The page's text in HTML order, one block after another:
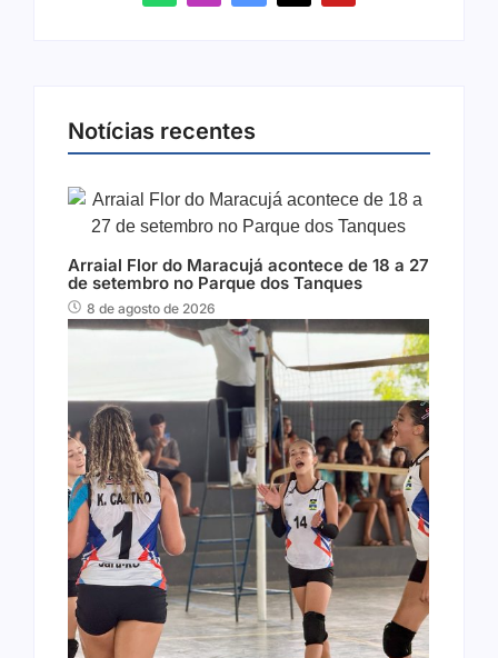
Notícias recentes
Arraial Flor do Maracujá acontece de 18 a 27
de setembro no Parque dos Tanques
8 de agosto de 2026